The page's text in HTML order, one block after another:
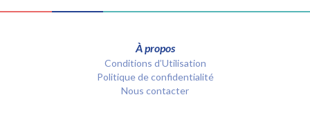
À propos
Conditions d’Utilisation
Politique de confidentialité
Nous contacter